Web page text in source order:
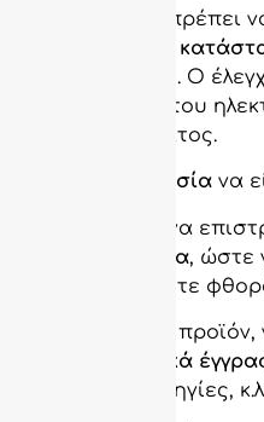
Το προϊόν πρέπει
αρχική του
αλλοιώσεις. Ο
υπεύθυνο του
καταστήματος.
συσκευασία να
Το προϊόν να
συσκευασία, ώστε
οποιαδήποτε
Μαζί με το
συνοδευτικά
έντυπα, οδηγίες,